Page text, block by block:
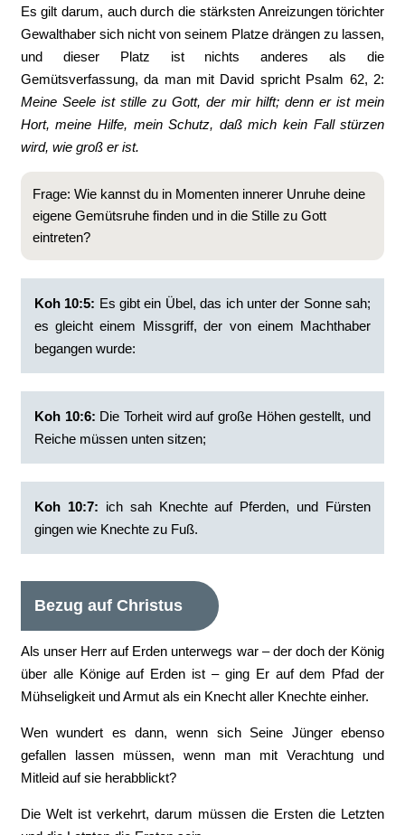
Es gilt darum, auch durch die stärksten Anreizungen törichter
Gewalthaber sich nicht von seinem Platze drängen zu lassen,
und dieser Platz ist nichts anderes als die
Gemütsverfassung, da man mit David spricht Psalm 62, 2:
Meine Seele ist stille zu Gott, der mir hilft; denn er ist mein
Hort, meine Hilfe, mein Schutz, daß mich kein Fall stürzen
wird, wie groß er ist.
Frage: Wie kannst du in Momenten innerer Unruhe deine
eigene Gemütsruhe finden und in die Stille zu Gott
eintreten?
Koh 10:5: ‭Es gibt ein Übel, das ich unter der Sonne sah;
es gleicht einem Missgriff, der von einem Machthaber
begangen wurde:
Koh 10:6: ‭Die Torheit wird auf große Höhen gestellt, und
Reiche müssen unten sitzen;
Koh 10:7: ‭ich sah Knechte auf Pferden, und Fürs­ten
gingen wie Knechte zu Fuß.
Bezug auf Christus
Als unser Herr auf Erden unterwegs war – der doch der König
über alle Könige auf Erden ist – ging Er auf dem Pfad der
Mühseligkeit und Armut als ein Knecht aller Knechte einher.
Wen wundert es dann, wenn sich Seine Jünger ebenso
gefallen lassen müssen, wenn man mit Verachtung und
Mitleid auf sie herabblickt?
Die Welt ist verkehrt, darum müssen die Ersten die Letzten